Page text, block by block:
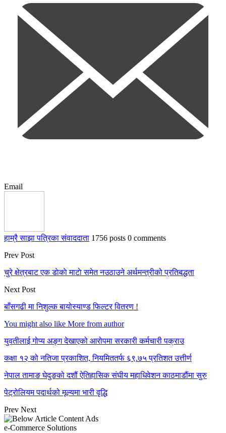
Email
हाम्रै साझा पत्रिका संवाददाता 1756 posts 0 comments
Prev Post
चुरे क्षेत्रबाट एक डाेकाे माटाे समेत नउठाउने अर्थमन्त्रीको प्रतिबद्धता
Next Post
बाँसगढी मा निशुल्क बायोस्याण्ड फिल्टर वितरण !
You might also like More from author
युवतीलाई गोप्य अङ्ग देखाएको आरोपमा सरकारी कर्मचारी पक्राउ
कक्षा १२ को नतिजा प्रकाशित, नियमिततर्फ ६९.७५ प्रतिशत उत्तीर्ण
नेपाल तामाङ घेदुङको दशौं ऐतिहासिक संघीय महाधिवेशन काठमाडौंमा सुरु
पेट्रोलियम पदार्थको मूल्यमा भारी वृद्धि
Prev Next
e-Commerce Solutions